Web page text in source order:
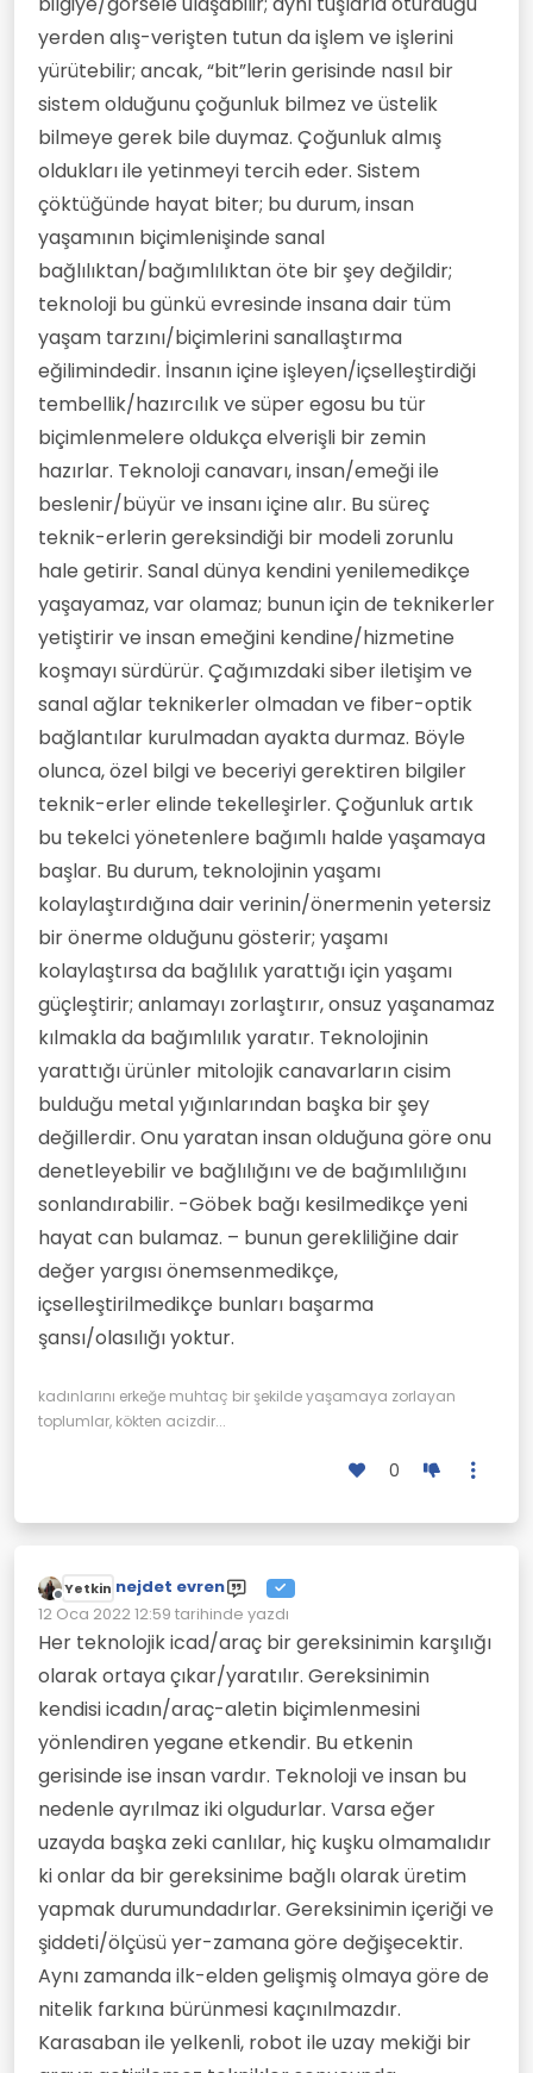
yerden alış-verişten tutun da işlem ve işlerini
yürütebilir; ancak, “bit”lerin gerisinde nasıl bir
sistem olduğunu çoğunluk bilmez ve üstelik
bilmeye gerek bile duymaz. Çoğunluk almış
oldukları ile yetinmeyi tercih eder. Sistem
çöktüğünde hayat biter; bu durum, insan
yaşamının biçimlenişinde sanal
bağlılıktan/bağımlılıktan öte bir şey değildir;
teknoloji bu günkü evresinde insana dair tüm
yaşam tarzını/biçimlerini sanallaştırma
eğilimindedir. İnsanın içine işleyen/içselleştirdiği
tembellik/hazırcılık ve süper egosu bu tür
biçimlenmelere oldukça elverişli bir zemin
hazırlar. Teknoloji canavarı, insan/emeği ile
beslenir/büyür ve insanı içine alır. Bu süreç
teknik-erlerin gereksindiği bir modeli zorunlu
hale getirir. Sanal dünya kendini yenilemedikçe
yaşayamaz, var olamaz; bunun için de teknikerler
yetiştirir ve insan emeğini kendine/hizmetine
koşmayı sürdürür. Çağımızdaki siber iletişim ve
sanal ağlar teknikerler olmadan ve fiber-optik
bağlantılar kurulmadan ayakta durmaz. Böyle
olunca, özel bilgi ve beceriyi gerektiren bilgiler
teknik-erler elinde tekelleşirler. Çoğunluk artık
bu tekelci yönetenlere bağımlı halde yaşamaya
başlar. Bu durum, teknolojinin yaşamı
kolaylaştırdığına dair verinin/önermenin yetersiz
bir önerme olduğunu gösterir; yaşamı
kolaylaştırsa da bağlılık yarattığı için yaşamı
güçleştirir; anlamayı zorlaştırır, onsuz yaşanamaz
kılmakla da bağımlılık yaratır. Teknolojinin
yarattığı ürünler mitolojik canavarların cisim
bulduğu metal yığınlarından başka bir şey
değillerdir. Onu yaratan insan olduğuna göre onu
denetleyebilir ve bağlılığını ve de bağımlılığını
sonlandırabilir. -Göbek bağı kesilmedikçe yeni
hayat can bulamaz. – bunun gerekliliğine dair
değer yargısı önemsenmedikçe,
içselleştirilmedikçe bunları başarma
şansı/olasılığı yoktur.
kadınlarını erkeğe muhtaç bir şekilde yaşamaya zorlayan
toplumlar, kökten acizdir...
0
Çevrimdışı
Yetkin nejdet evren
12 Oca 2022 12:59 tarihinde yazdı
Son düzenleyen:
Her teknolojik icad/araç bir gereksinimin karşılığı
olarak ortaya çıkar/yaratılır. Gereksinimin
kendisi icadın/araç-aletin biçimlenmesini
yönlendiren yegane etkendir. Bu etkenin
gerisinde ise insan vardır. Teknoloji ve insan bu
nedenle ayrılmaz iki olgudurlar. Varsa eğer
uzayda başka zeki canlılar, hiç kuşku olmamalıdır
ki onlar da bir gereksinime bağlı olarak üretim
yapmak durumundadırlar. Gereksinimin içeriği ve
şiddeti/ölçüsü yer-zamana göre değişecektir.
Aynı zamanda ilk-elden gelişmiş olmaya göre de
nitelik farkına bürünmesi kaçınılmazdır.
Karasaban ile yelkenli, robot ile uzay mekiği bir